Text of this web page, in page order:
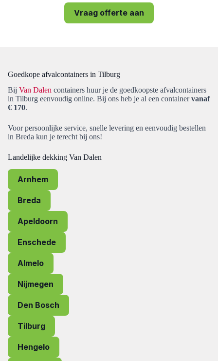
Vraag offerte aan
Goedkope afvalcontainers in Tilburg
Bij Van Dalen containers huur je de goedkoopste afvalcontainers
in Tilburg eenvoudig online. Bij ons heb je al een containervanaf
€ 170.
Voor persoonlijke service, snelle levering en eenvoudig bestellen
in Breda kun je terecht bij ons!
Landelijke dekking Van Dalen
Arnhem
Breda
Apeldoorn
Enschede
Almelo
Nijmegen
Den Bosch
Tilburg
Hengelo